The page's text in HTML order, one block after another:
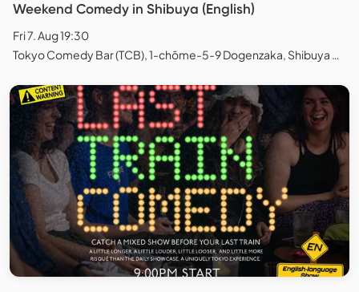
Weekend Comedy in Shibuya (English)
Fri 7. Aug 19:30
Tokyo Comedy Bar (TCB), 1-chōme-5-9 Dogenzaka, Shibuya City, Tokyo, Japan